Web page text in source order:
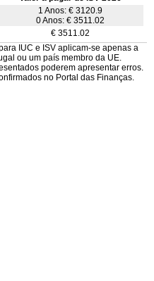
1 Anos: € 3120.9
0 Anos: € 3511.02
€ 3511.02
IUC e ISV aplicam-se apenas a
ou um país membro da UE.
poderem apresentar erros.
no Portal das Finanças.